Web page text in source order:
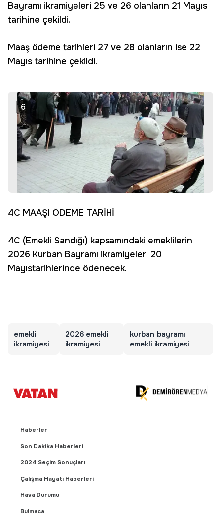
Bayramı ikramiyeleri 25 ve 26 olanların 21 Mayıs
tarihine çekildi.
Maaş ödeme tarihleri 27 ve 28 olanların ise 22
Mayıs tarihine çekildi.
6
4C MAAŞI ÖDEME TARİHİ
4C (Emekli Sandığı) kapsamındaki emeklilerin
2026 Kurban Bayramı ikramiyeleri 20
Mayıstarihlerinde ödenecek.
emekli
ikramiyesi
2026 emekli
ikramiyesi
kurban bayramı
emekli ikramiyesi
Haberler
Son Dakika Haberleri
2024 Seçim Sonuçları
Çalışma Hayatı Haberleri
Hava Durumu
Bulmaca